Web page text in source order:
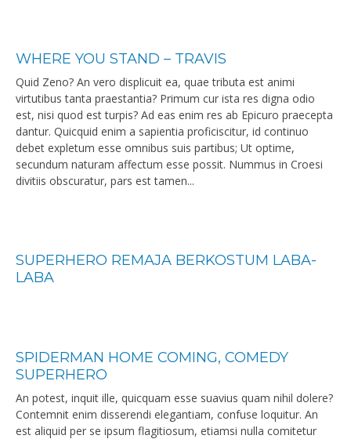
WHERE YOU STAND – TRAVIS
Quid Zeno? An vero displicuit ea, quae tributa est animi
virtutibus tanta praestantia? Primum cur ista res digna odio
est, nisi quod est turpis? Ad eas enim res ab Epicuro praecepta
dantur. Quicquid enim a sapientia proficiscitur, id continuo
debet expletum esse omnibus suis partibus; Ut optime,
secundum naturam affectum esse possit. Nummus in Croesi
divitiis obscuratur, pars est tamen...
SUPERHERO REMAJA BERKOSTUM LABA-
LABA
SPIDERMAN HOME COMING, COMEDY
SUPERHERO
An potest, inquit ille, quicquam esse suavius quam nihil dolere?
Contemnit enim disserendi elegantiam, confuse loquitur. An
est aliquid per se ipsum flagitiosum, etiamsi nulla comitetur